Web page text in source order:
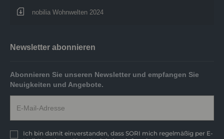
nobilia Wohnwelten 2024
Newsletter abonnieren
Abonnieren Sie unseren Newsletter und empfangen Sie
Neuigkeiten und Angebote.
Ich bin damit einverstanden, dass SORI mich regelmäßig per E-